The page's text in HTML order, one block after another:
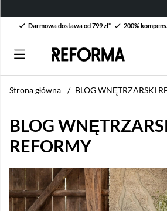
Darmowa dostawa od 799 zł* 200%
Strona główna BLOG WNĘTRZARSKI
BLOG
REFORMY